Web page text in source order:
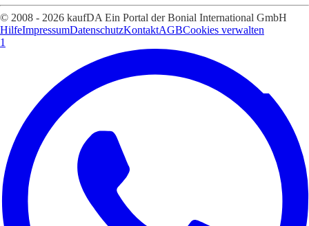
© 2008 - 2026 kaufDA Ein Portal der Bonial International GmbH
HilfeImpressumDatenschutzKontaktAGBCookies verwalten
1